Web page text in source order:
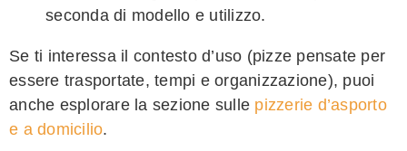
seconda di modello e utilizzo.
Se ti interessa il contesto d’uso (pizze pensate per
essere trasportate, tempi e organizzazione), puoi
anche esplorare la sezione sulle pizzerie d’asporto
e a domicilio.